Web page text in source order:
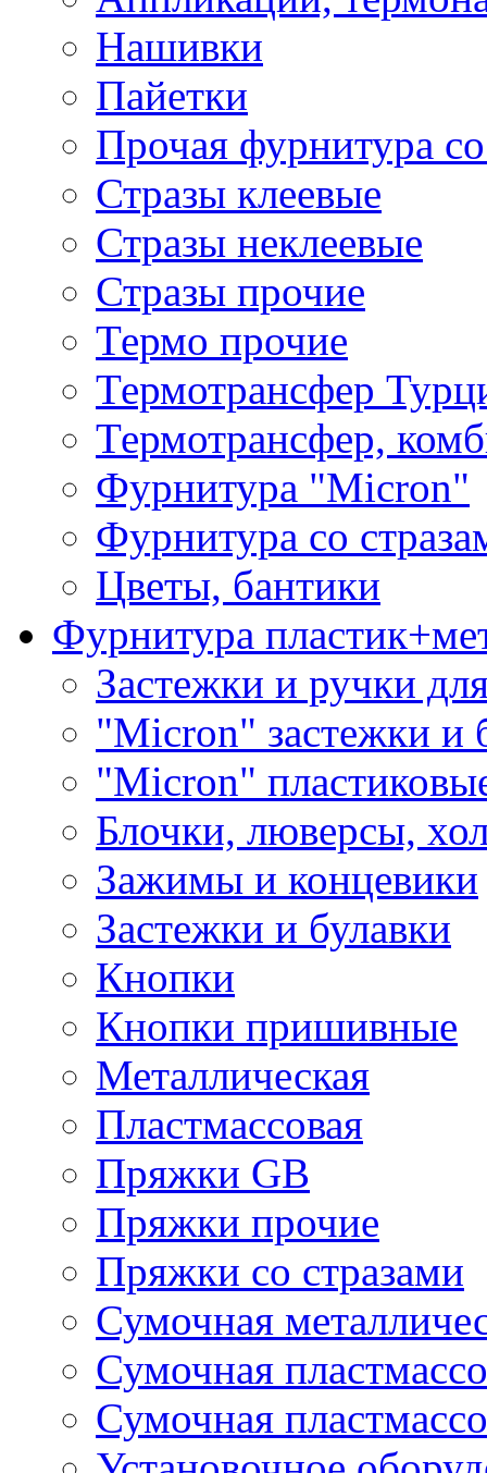
Нашивки
Пайетки
Прочая фурнитура
Стразы клеевые
Стразы неклеевые
Стразы прочие
Термо прочие
Термотрансфер
Термотрансфер,
Фурнитура "Micron"
Фурнитура со
Цветы, бантики
Фурнитура
Застежки и ручки
"Micron" застежки и
"Micron"
Блочки, люверсы,
Зажимы и концевики
Застежки и булавки
Кнопки
Кнопки пришивные
Металлическая
Пластмассовая
Пряжки GB
Пряжки прочие
Пряжки со стразами
Сумочная
Сумочная
Сумочная